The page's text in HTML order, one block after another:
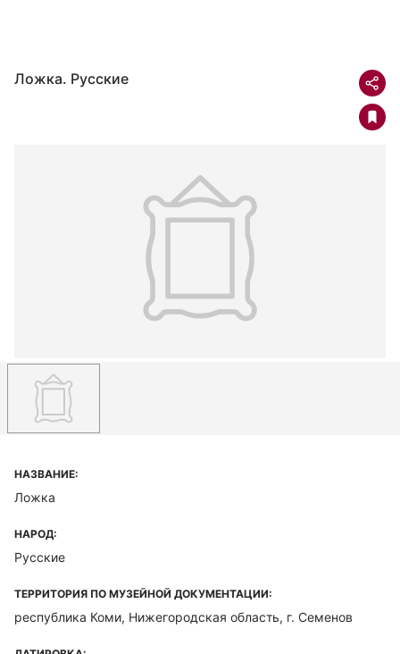
Ложка. Русские
НАЗВАНИЕ:
Ложка
НАРОД:
Русские
ТЕРРИТОРИЯ ПО МУЗЕЙНОЙ ДОКУМЕНТАЦИИ:
республика Коми, Нижегородская область, г. Семенов